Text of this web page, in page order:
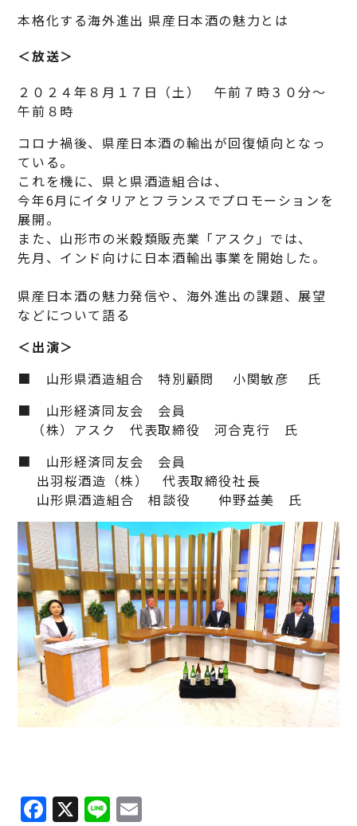
本格化する海外進出 県産日本酒の魅力とは
＜放送＞
２０２４年８月１７日（土） 午前７時３０分～
午前８時
コロナ禍後、県産日本酒の輸出が回復傾向となっ
ている。
これを機に、県と県酒造組合は、
今年6月にイタリアとフランスでプロモーションを
展開。
また、山形市の米穀類販売業「アスク」では、
先月、インド向けに日本酒輸出事業を開始した。
県産日本酒の魅力発信や、海外進出の課題、展望
などについて語る
＜出演＞
■ 山形県酒造組合 特別顧問 小関敏彦 氏
■ 山形経済同友会 会員
（株）アスク 代表取締役 河合克行 氏
■ 山形経済同友会 会員
出羽桜酒造（株） 代表取締役社長
山形県酒造組合 相談役 仲野益美 氏
Facebook
X Line